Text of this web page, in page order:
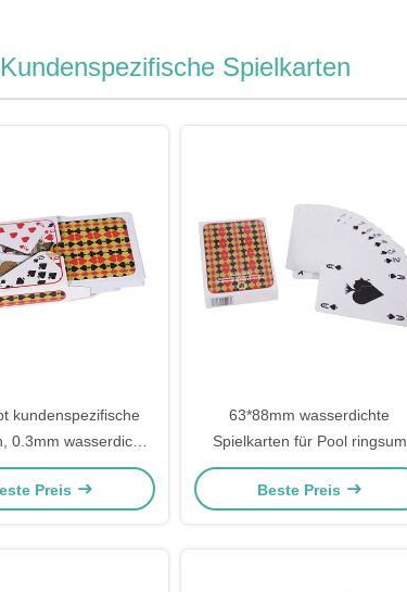
Kundenspezifische Spielkarten
kundenspezifische
0.3mm wasserdichte
Karten
Preis
63*88mm wasserdichte
Spielkarten für Pool ringsum
Eckvollenden
Beste Preis